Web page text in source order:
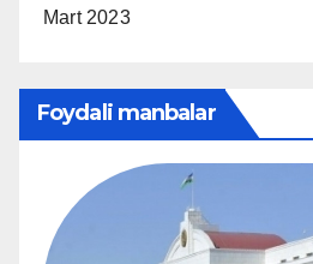
Mart 2023
Foydali manbalar